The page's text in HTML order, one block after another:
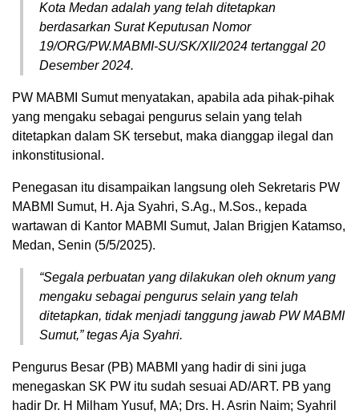
Kota Medan adalah yang telah ditetapkan
berdasarkan Surat Keputusan Nomor
19/ORG/PW.MABMI-SU/SK/XII/2024 tertanggal 20
Desember 2024.
PW MABMI Sumut menyatakan, apabila ada pihak-pihak
yang mengaku sebagai pengurus selain yang telah
ditetapkan dalam SK tersebut, maka dianggap ilegal dan
inkonstitusional.
Penegasan itu disampaikan langsung oleh Sekretaris PW
MABMI Sumut, H. Aja Syahri, S.Ag., M.Sos., kepada
wartawan di Kantor MABMI Sumut, Jalan Brigjen Katamso,
Medan, Senin (5/5/2025).
“Segala perbuatan yang dilakukan oleh oknum yang
mengaku sebagai pengurus selain yang telah
ditetapkan, tidak menjadi tanggung jawab PW MABMI
Sumut,” tegas Aja Syahri.
Pengurus Besar (PB) MABMI yang hadir di sini juga
menegaskan SK PW itu sudah sesuai AD/ART. PB yang
hadir Dr. H Milham Yusuf, MA; Drs. H. Asrin Naim; Syahril